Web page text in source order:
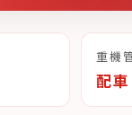
重機
配